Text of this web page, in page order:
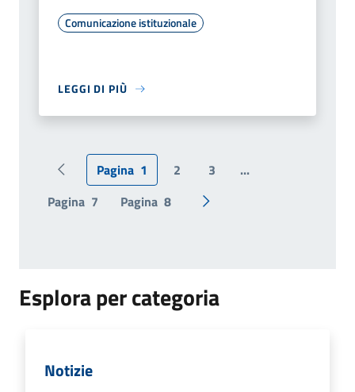
Comunicazione istituzionale
LEGGI DI PIÙ
Pagina precedente
Pagina 1 2 3
...
Pagina 7 Pagina 8 Pagina successiva
Esplora per categoria
Notizie